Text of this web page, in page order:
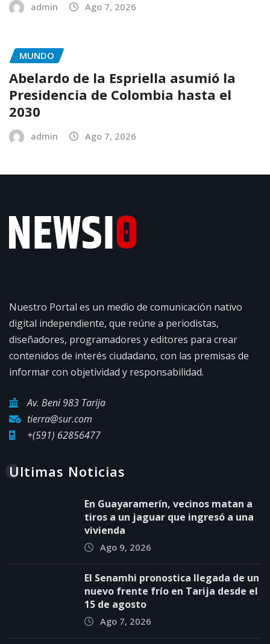
admin Ago 7, 2026
MUNDO
Abelardo de la Espriella asumió la
Presidencia de Colombia hasta el
2030
admin Ago 7, 2026
Nuestro Portal es un medio de comunicación nativo
digital independiente, que reúne a periodistas,
diseñadores, programadores y editores para crear
contenidos de interés ciudadano, con las premisas de
informar con objetividad y responsabilidad.
Av. Beni 983 Tarija
tierra@sur.com
+(591) 62856477
Ultimas Noticias
En Guayaramerín, vecinos matan a
tiros a un jaguar que ingresó a una
vivienda
Ago 9, 2026
El Senamhi pronostica llegada de un
nuevo frente frío en Tarija desde el
15 de agosto
Ago 7, 2026